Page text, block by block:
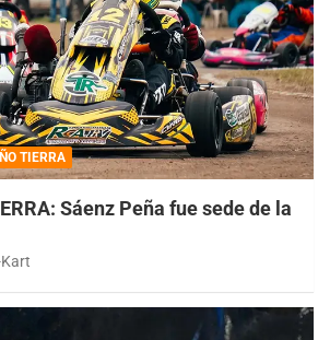
TIERRA
Sáenz Peña fue sede de la
Kart